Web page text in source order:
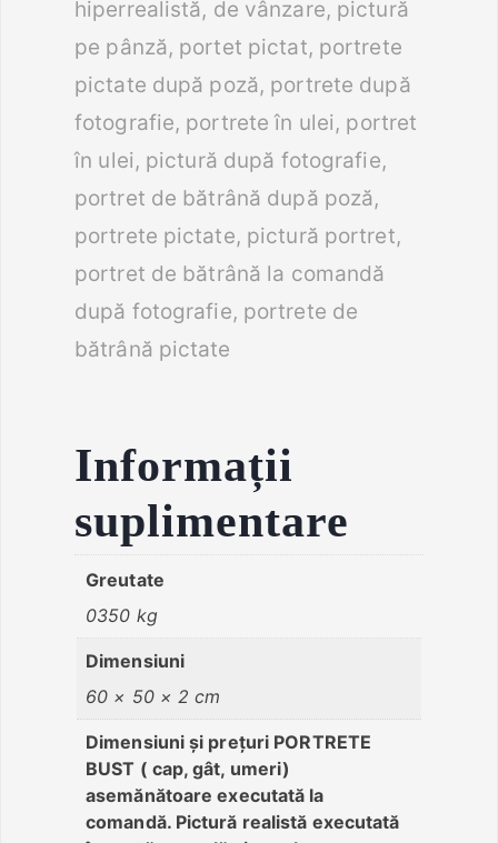
hiperrealistă, de vânzare, pictură
pe pânză, portet pictat, portrete
pictate după poză, portrete după
fotografie, portrete în ulei, portret
în ulei, pictură după fotografie,
portret de bătrână după poză,
portrete pictate, pictură portret,
portret de bătrână la comandă
după fotografie, portrete de
bătrână pictate
Informații
suplimentare
Greutate
0350 kg
Dimensiuni
60 × 50 × 2 cm
Dimensiuni și prețuri PORTRETE
BUST ( cap, gât, umeri)
asemănătoare executată la
comandă. Pictură realistă executată